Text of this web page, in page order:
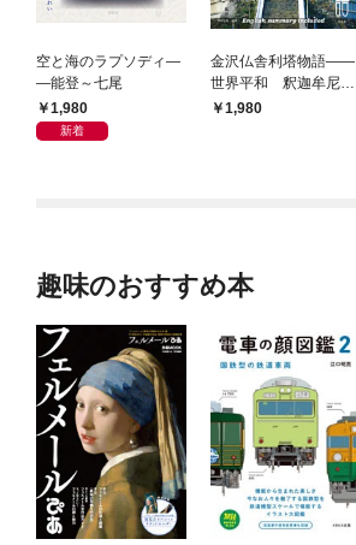
空と海のラプソディ―
―能登～七尾
1,980
新着
金沢仏舎利塔物語――
世界平和 釈迦牟尼世
尊：マハトマ・ガンデ
1,980
趣味のおすすめ本